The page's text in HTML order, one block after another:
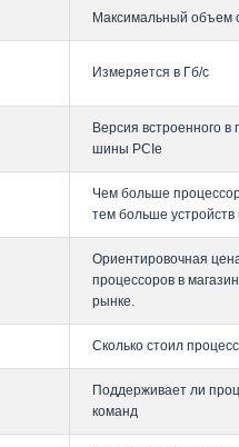
Максимальный объем
Измеряется в Гб/с
Версия встроенного
шины PCIe
Чем больше
тем больше
Ориентировочная
процессоров в
рынке.
Сколько стоил
Поддерживает ли
команд